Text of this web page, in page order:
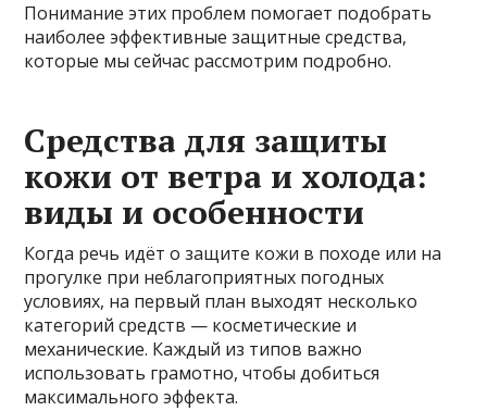
Понимание этих проблем помогает подобрать
наиболее эффективные защитные средства,
которые мы сейчас рассмотрим подробно.
Средства для защиты
кожи от ветра и холода:
виды и особенности
Когда речь идёт о защите кожи в походе или на
прогулке при неблагоприятных погодных
условиях, на первый план выходят несколько
категорий средств — косметические и
механические. Каждый из типов важно
использовать грамотно, чтобы добиться
максимального эффекта.